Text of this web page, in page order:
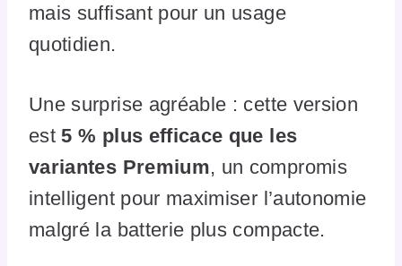
mais suffisant pour un usage
quotidien.
Une surprise agréable : cette version
est5 % plus efficace que les
variantes Premium, un compromis
intelligent pour maximiser l’autonomie
malgré la batterie plus compacte.